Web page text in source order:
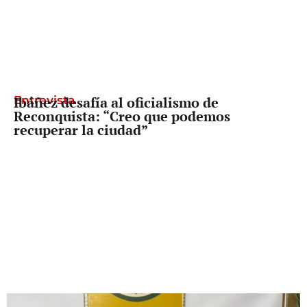
Entrevista
Ibáñez desafía al oficialismo de
Reconquista: “Creo que podemos
recuperar la ciudad”